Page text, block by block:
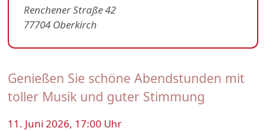
Genießen Sie schöne Abendstunden mit
toller Musik und guter Stimmung
11. Juni 2026, 17:00 Uhr
Renchener Straße 42
77704 Oberkirch